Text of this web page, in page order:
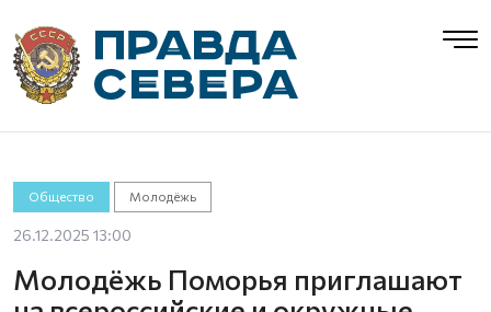
Общество Молодёжь
26.12.2025 13:00
Молодёжь Поморья приглашают